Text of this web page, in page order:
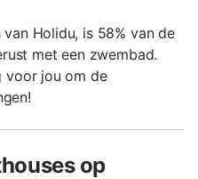
Holidu, is 58% van de
met een zwembad.
voor jou om de
op